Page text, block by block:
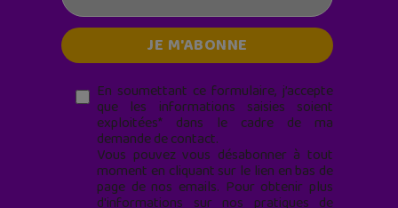
En soumettant ce formulaire, j’accepte
que les informations saisies soient
exploitées* dans le cadre de ma
demande de contact.
Vous pouvez vous désabonner à tout
moment en cliquant sur le lien en bas de
page de nos emails. Pour obtenir plus
d'informations sur nos pratiques de